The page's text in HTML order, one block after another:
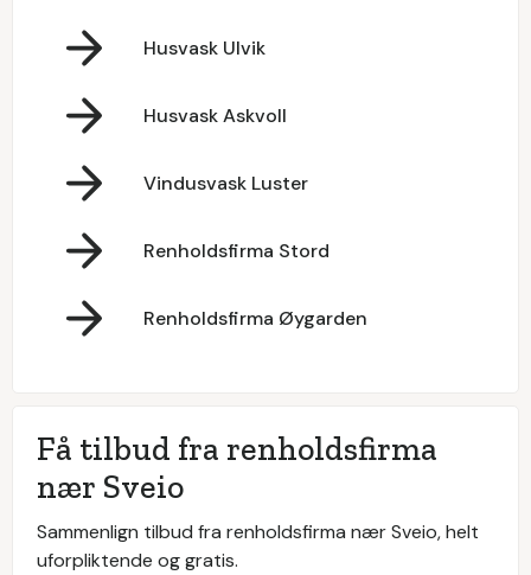
Husvask Ulvik
Husvask Askvoll
Vindusvask Luster
Renholdsfirma Stord
Renholdsfirma Øygarden
Få tilbud fra renholdsfirma
nær Sveio
Sammenlign tilbud fra renholdsfirma nær Sveio, helt
uforpliktende og gratis.